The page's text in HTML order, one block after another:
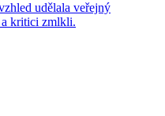
udělala veřejný
a kritici zmlkli.